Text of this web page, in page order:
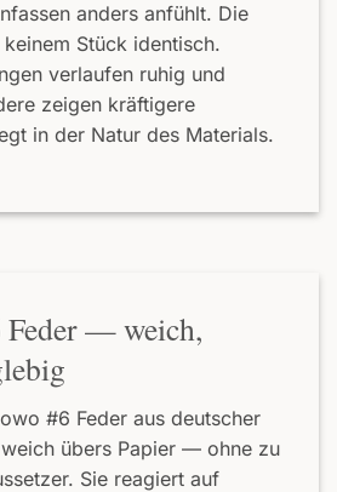
anders anfühlt. Die
Stück identisch.
verlaufen ruhig und
zeigen kräftigere
in der Natur des Materials.
Feder — weich,
#6 Feder aus deutscher
übers Papier — ohne zu
Sie reagiert auf